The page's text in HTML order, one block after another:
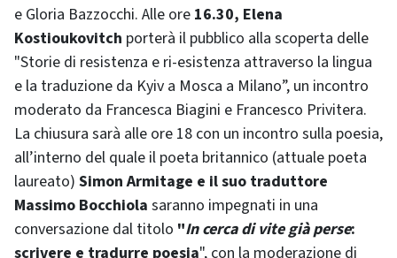
e Gloria Bazzocchi. Alle ore 16.30, Elena
Kostioukovitch porterà il pubblico alla scoperta delle
"Storie di resistenza e ri-esistenza attraverso la lingua
e la traduzione da Kyiv a Mosca a Milano”, un incontro
moderato da Francesca Biagini e Francesco Privitera.
La chiusura sarà alle ore 18 con un incontro sulla poesia,
all’interno del quale il poeta britannico (attuale poeta
laureato) Simon Armitage e il suo traduttore
Massimo Bocchiola saranno impegnati in una
conversazione dal titolo "In cerca di vite già perse:
scrivere e tradurre poesia", con la moderazione di